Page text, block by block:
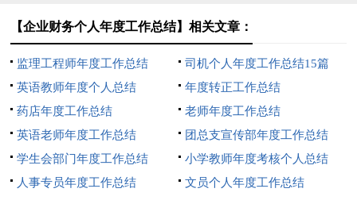
【企业财务个人年度工作总结】相关文章：
监理工程师年度工作总结
司机个人年度工作总结15篇
英语教师年度个人总结
年度转正工作总结
药店年度工作总结
老师年度工作总结
英语老师年度工作总结
团总支宣传部年度工作总结
学生会部门年度工作总结
小学教师年度考核个人总结
人事专员年度工作总结
文员个人年度工作总结